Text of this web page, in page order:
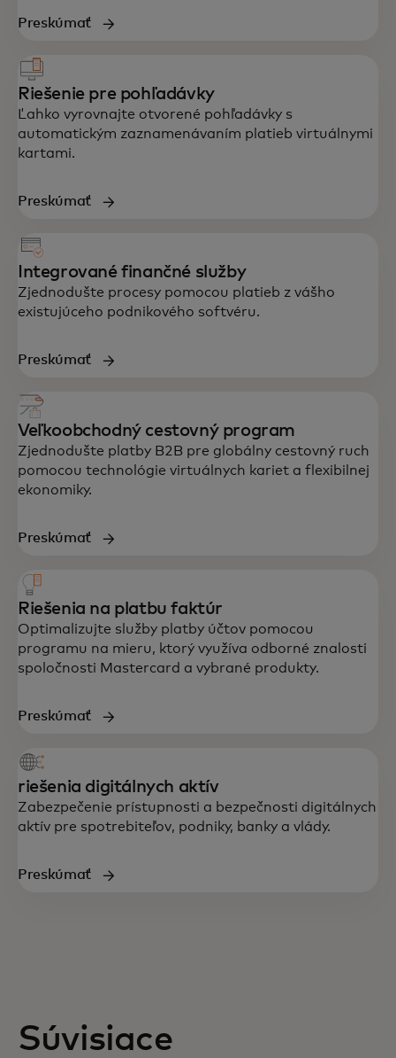
Preskúmať
Riešenie pre pohľadávky
Ľahko vyrovnajte otvorené pohľadávky s
automatickým zaznamenávaním platieb virtuálnymi
kartami.
Preskúmať
Integrované finančné služby
Zjednodušte procesy pomocou platieb z vášho
existujúceho podnikového softvéru.
Preskúmať
Veľkoobchodný cestovný program
Zjednodušte platby B2B pre globálny cestovný ruch
pomocou technológie virtuálnych kariet a flexibilnej
ekonomiky.
Preskúmať
Riešenia na platbu faktúr
Optimalizujte služby platby účtov pomocou
programu na mieru, ktorý využíva odborné znalosti
spoločnosti Mastercard a vybrané produkty.
Preskúmať
riešenia digitálnych aktív
Zabezpečenie prístupnosti a bezpečnosti digitálnych
aktív pre spotrebiteľov, podniky, banky a vlády.
Preskúmať
Súvisiace